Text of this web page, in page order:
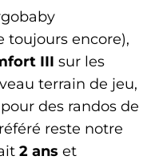
toujours encore),
III sur les
terrain de jeu,
des randos de
reste notre
2 ans et